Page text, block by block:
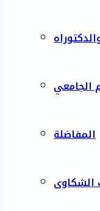
الجامعي
المفاضلة
الشكاوى